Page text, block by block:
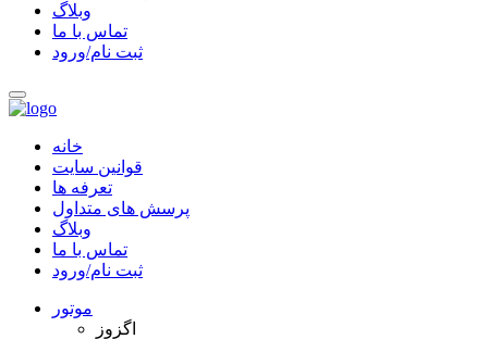
وبلاگ
تماس با ما
ثبت نام/ورود
خانه
قوانین سایت
تعرفه ها
پرسش های متداول
وبلاگ
تماس با ما
ثبت نام/ورود
موتور
اگزوز